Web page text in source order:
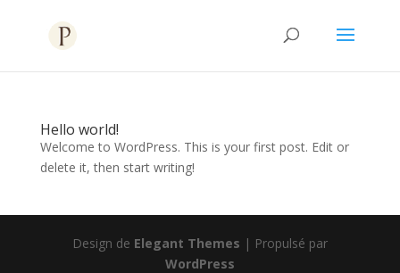
Hello world!
Welcome to WordPress. This is your first post. Edit or
delete it, then start writing!
Design de Elegant Themes | Propulsé par
WordPress